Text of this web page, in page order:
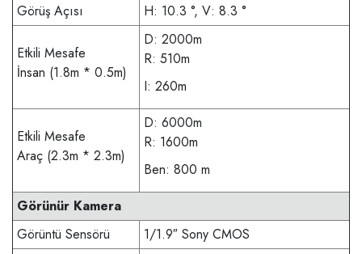
Görüş Açısı
H: 10.3 °, V: 8.3 °
Etkili Mesafe
İnsan (1.8m * 0.5m)
D: 2000m
R: 510m
I: 260m
Etkili Mesafe
Araç (2.3m * 2.3m)
D: 6000m
R: 1600m
Ben: 800 m
Görünür Kamera
Görüntü Sensörü
1/1.9″ Sony CMOS